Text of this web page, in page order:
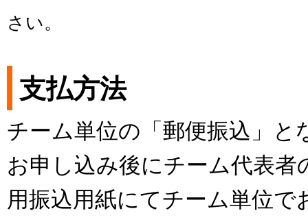
さい。
支払方法
チーム単位の「郵便振込」と
お申し込み後にチーム代表
用振込用紙にてチーム単位